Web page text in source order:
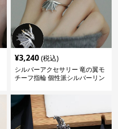
¥3,240 (税込)
シルバーアクセサリー 竜の翼モ
チーフ指輪 個性派シルバーリン